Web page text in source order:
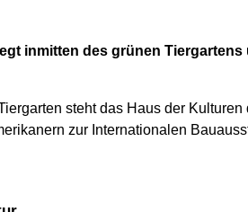
inmitten des grünen
steht das Haus der
zur Internationalen